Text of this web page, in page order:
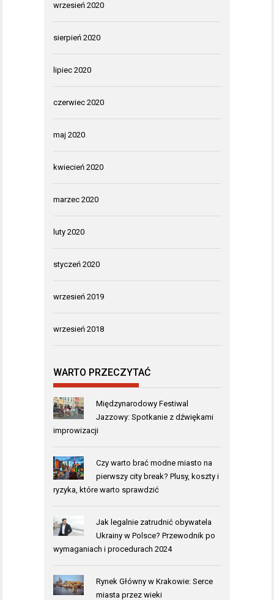
wrzesień 2020
sierpień 2020
lipiec 2020
czerwiec 2020
maj 2020
kwiecień 2020
marzec 2020
luty 2020
styczeń 2020
wrzesień 2019
wrzesień 2018
WARTO PRZECZYTAĆ
Międzynarodowy Festiwal
Jazzowy: Spotkanie z dźwiękami
improwizacji
Czy warto brać modne miasto na
pierwszy city break? Plusy, koszty i
ryzyka, które warto sprawdzić
Jak legalnie zatrudnić obywatela
Ukrainy w Polsce? Przewodnik po
wymaganiach i procedurach 2024
Rynek Główny w Krakowie: Serce
miasta przez wieki